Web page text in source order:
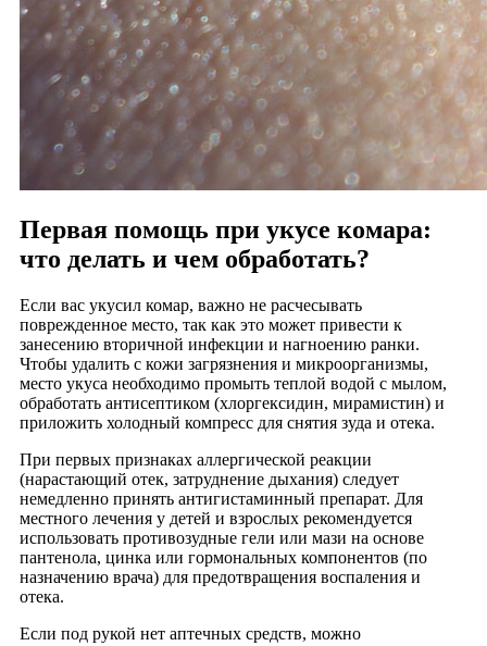
Первая помощь при укусе комара:
что делать и чем обработать?
Если вас укусил комар, важно не расчесывать
поврежденное место, так как это может привести к
занесению вторичной инфекции и нагноению ранки.
Чтобы удалить с кожи загрязнения и микроорганизмы,
место укуса необходимо промыть теплой водой с мылом,
обработать антисептиком (хлоргексидин, мирамистин) и
приложить холодный компресс для снятия зуда и отека.
При первых признаках аллергической реакции
(нарастающий отек, затруднение дыхания) следует
немедленно принять антигистаминный препарат. Для
местного лечения у детей и взрослых рекомендуется
использовать противозудные гели или мази на основе
пантенола, цинка или гормональных компонентов (по
назначению врача) для предотвращения воспаления и
отека.
Если под рукой нет аптечных средств, можно